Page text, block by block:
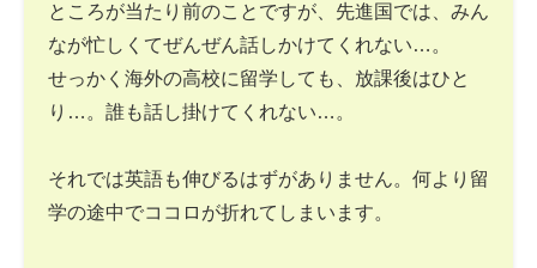
ところが当たり前のことですが、先進国では、みん
なが忙しくてぜんぜん話しかけてくれない…。
せっかく海外の高校に留学しても、放課後はひと
り…。誰も話し掛けてくれない…。
それでは英語も伸びるはずがありません。何より留
学の途中でココロが折れてしまいます。